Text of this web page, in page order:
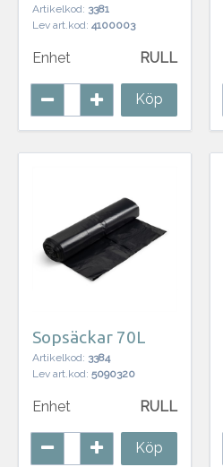
Artikelkod: 3381
Lev art.kod: 4100003
Enhet RULL
Köp
Sopsäckar 70L
Artikelkod: 3384
Lev art.kod: 5090320
Enhet RULL
Köp